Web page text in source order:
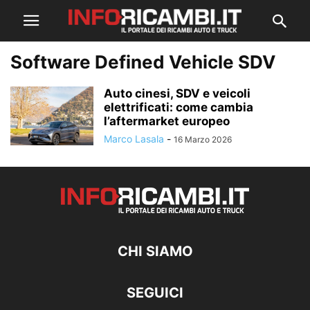
Software Defined Vehicle SDV
Auto cinesi, SDV e veicoli
elettrificati: come cambia
l’aftermarket europeo
Marco Lasala - 16 Marzo 2026
CHI SIAMO
SEGUICI